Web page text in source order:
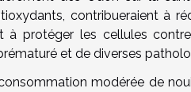
contribueraient à
à protéger les cellules
et de diverses
modérée de